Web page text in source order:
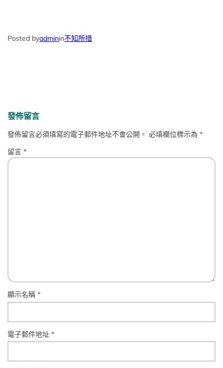
Posted byadminin不知所措
發佈留言
發佈留言必須填寫的電子郵件地址不會公開。 必填欄位標示為*
留言*
顯示名稱*
電子郵件地址*